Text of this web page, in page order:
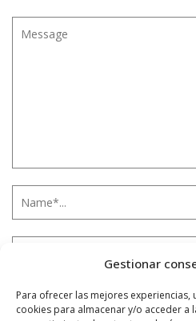
Gestionar
Para ofrecer las mejores
cookies para almacenar y/o acceder a